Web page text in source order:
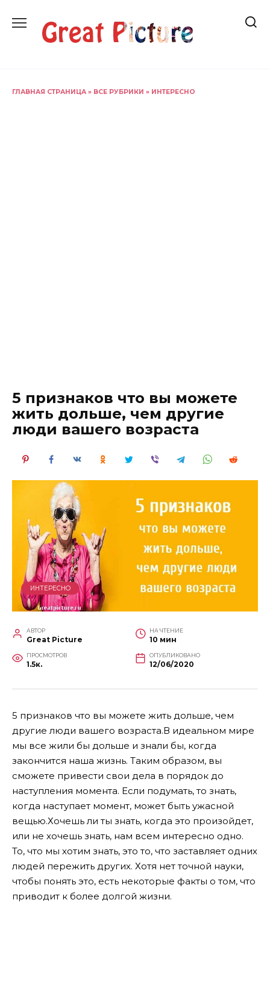
содержанию
ГЛАВНАЯ СТРАНИЦА » ВСЕ РУБРИКИ » ИНТЕРЕСНО
5 признаков что вы можете
жить дольше, чем другие
люди вашего возраста
ИНТЕРЕСНО
АВТОР
Great Picture
НА ЧТЕНИЕ
10 мин
ПРОСМОТРОВ
1.5к.
ОПУБЛИКОВАНО
12/06/2020
5 признаков что вы можете жить дольше, чем
другие люди вашего возраста.В идеальном мире
мы все жили бы дольше и знали бы, когда
закончится наша жизнь. Таким образом, вы
сможете привести свои дела в порядок до
наступления момента. Если подумать, то знать,
когда наступает момент, может быть ужасной
вещью.Хочешь ли ты знать, когда это произойдет,
или не хочешь знать, нам всем интересно одно.
То, что мы хотим знать, это то, что заставляет одних
людей пережить других. Хотя нет точной науки,
чтобы понять это, есть некоторые факты о том, что
приводит к более долгой жизни.